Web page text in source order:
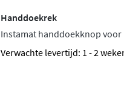
Handdoekrek
Instamat handdoekknop voor
Verwachte levertijd: 1 - 2